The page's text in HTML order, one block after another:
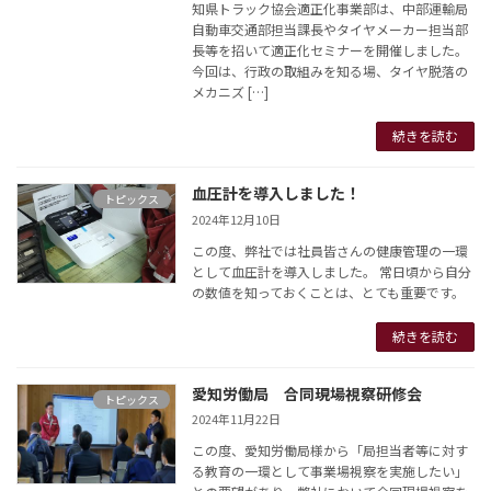
知県トラック協会適正化事業部は、中部運輸局
自動車交通部担当課長やタイヤメーカー担当部
長等を招いて適正化セミナーを開催しました。
今回は、行政の取組みを知る場、タイヤ脱落の
メカニズ […]
続きを読む
トピックス 血圧計を導入しました！
2024年12月10日
この度、弊社では社員皆さんの健康管理の一環
として血圧計を導入しました。 常日頃から自分
の数値を知っておくことは、とても重要です。
続きを読む
トピックス 愛知労働局 合同現場視察研修会
2024年11月22日
この度、愛知労働局様から「局担当者等に対す
る教育の一環として事業場視察を実施したい」